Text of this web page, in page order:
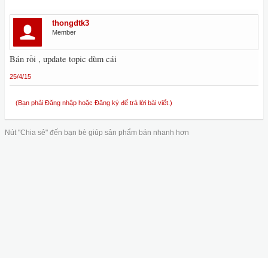
thongdtk3
Member
Bán rồi , update topic dùm cái
25/4/15
(Bạn phải Đăng nhập hoặc Đăng ký để trả lời bài viết.)
Nút "Chia sẻ" đến bạn bè giúp sản phẩm bán nhanh hơn